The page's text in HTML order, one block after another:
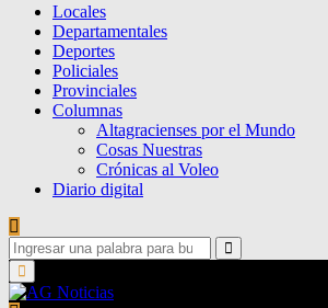
Locales
Departamentales
Deportes
Policiales
Provinciales
Columnas
Altagracienses por el Mundo
Cosas Nuestras
Crónicas al Voleo
Diario digital
Search
for:
Search
Primary
Menu